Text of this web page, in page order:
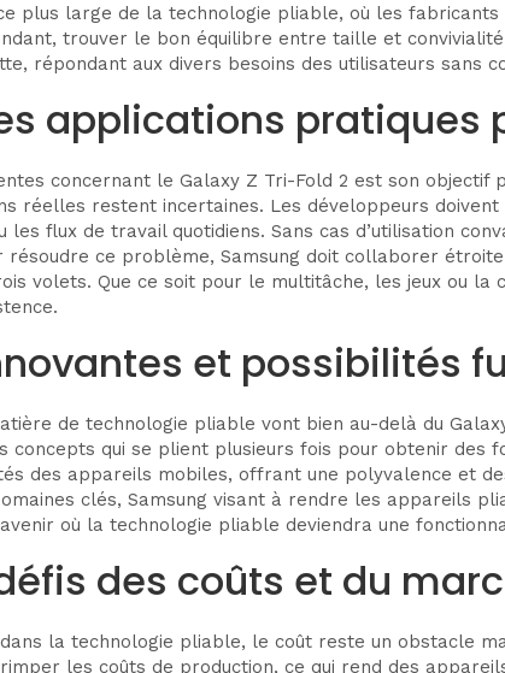
plus large de la technologie pliable, où les
trouver le bon équilibre entre taille et
répondant aux divers besoins des utilisateurs sans
applications pratiques
concernant le Galaxy Z Tri-Fold 2 est son
réelles restent incertaines. Les développeurs
flux de travail quotidiens. Sans cas d’utilisation
résoudre ce problème, Samsung doit collaborer
volets. Que ce soit pour le multitâche, les jeux ou
et possibilités
de technologie pliable vont bien au-delà du
concepts qui se plient plusieurs fois pour obtenir
des appareils mobiles, offrant une polyvalence et
clés, Samsung visant à rendre les appareils
où la technologie pliable deviendra une
des coûts et du
la technologie pliable, le coût reste un obstacle
les coûts de production, ce qui rend des